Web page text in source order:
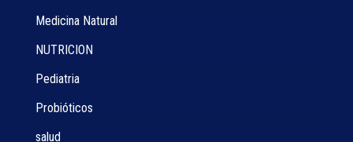
Medicina Natural
NUTRICION
Pediatria
Probióticos
salud